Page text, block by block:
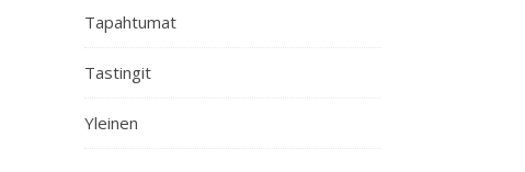
Tapahtumat
Tastingit
Yleinen